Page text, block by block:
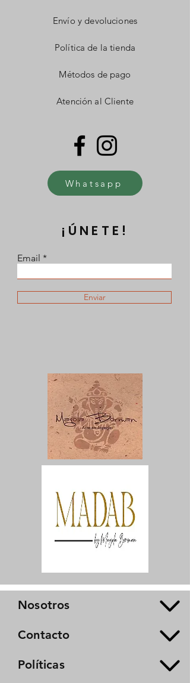
Envío y devoluciones
Política de la tienda
Métodos de pago
Atención al Cliente
Whatsapp
¡ÚNETE!
Email
Enviar
Nosotros
Contacto
Políticas